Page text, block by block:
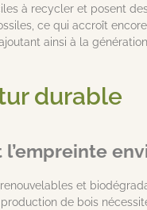
à recycler et posent
ce qui accroît
ainsi à la
durable
et
de bois